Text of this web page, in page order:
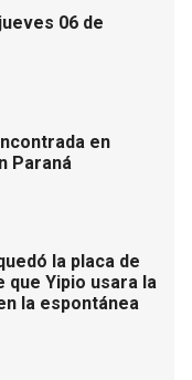
06 de
en
Paraná
la placa de
que Yipio usara la
la espontánea